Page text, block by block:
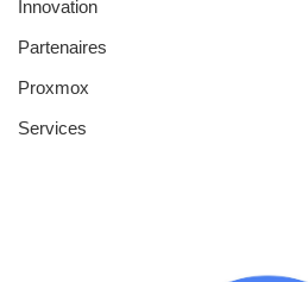
Innovation
Partenaires
Proxmox
Services